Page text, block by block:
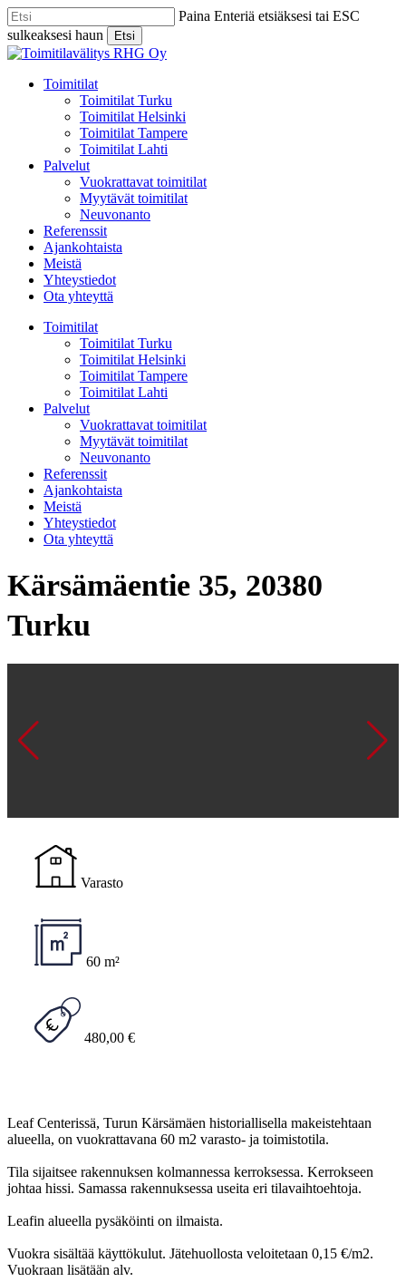
Skip
to
main
content
Paina Enteriä etsiäksesi tai ESC
sulkeaksesi haun
Etsi
Close
Menu
Toimitilat
Toimitilat Turku
Toimitilat Helsinki
Toimitilat Tampere
Toimitilat Lahti
Palvelut
Vuokrattavat toimitilat
Myytävät toimitilat
Neuvonanto
Referenssit
Ajankohtaista
Meistä
Yhteystiedot
Ota yhteyttä
Toimitilat
Toimitilat Turku
Toimitilat Helsinki
Toimitilat Tampere
Toimitilat Lahti
Palvelut
Vuokrattavat toimitilat
Myytävät toimitilat
Neuvonanto
Referenssit
Ajankohtaista
Meistä
Yhteystiedot
Ota yhteyttä
Kärsämäentie 35, 20380
Turku
Varasto
60 m²
480,00 €
Leaf Centerissä, Turun Kärsämäen historiallisella makeistehtaan
alueella, on vuokrattavana 60 m2 varasto- ja toimistotila.
Tila sijaitsee rakennuksen kolmannessa kerroksessa. Kerrokseen
johtaa hissi. Samassa rakennuksessa useita eri tilavaihtoehtoja.
Leafin alueella pysäköinti on ilmaista.
Vuokra sisältää käyttökulut. Jätehuollosta veloitetaan 0,15 €/m2.
Vuokraan lisätään alv.